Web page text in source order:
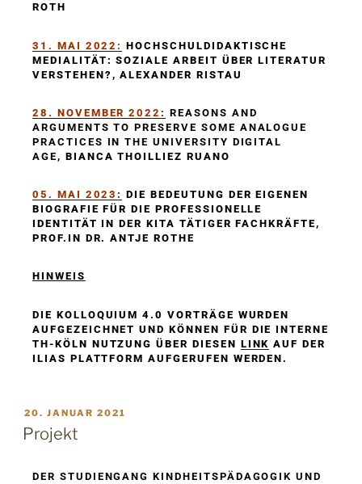
ROTH
31. MAI 2022: HOCHSCHULDIDAKTISCHE
MEDIALITÄT: SOZIALE ARBEIT ÜBER LITERATUR
VERSTEHEN?, ALEXANDER RISTAU
28. NOVEMBER 2022: REASONS AND
ARGUMENTS TO PRESERVE SOME ANALOGUE
PRACTICES IN THE UNIVERSITY DIGITAL
AGE, BIANCA THOILLIEZ RUANO
05. MAI 2023: DIE BEDEUTUNG DER EIGENEN
BIOGRAFIE FÜR DIE PROFESSIONELLE
IDENTITÄT IN DER KITA TÄTIGER FACHKRÄFTE,
PROF.IN DR. ANTJE ROTHE
HINWEIS
DIE KOLLOQUIUM 4.0 VORTRÄGE WURDEN
AUFGEZEICHNET UND KÖNNEN FÜR DIE INTERNE
TH-KÖLN NUTZUNG ÜBER DIESEN LINK AUF DER
ILIAS PLATTFORM AUFGERUFEN WERDEN.
20. JANUAR 2021
Projekt
DER STUDIENGANG KINDHEITSPÄDAGOGIK UND